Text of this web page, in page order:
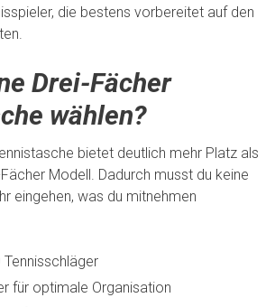
die bestens vorbereitet auf den
Drei-Fächer
wählen?
bietet deutlich mehr Platz als
Modell. Dadurch musst du keine
eingehen, was du mitnehmen
für optimale Organisation